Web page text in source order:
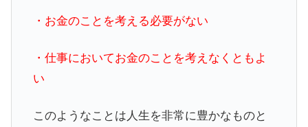
・お金のことを考える必要がない
・仕事においてお金のことを考えなくともよ
い
このようなことは人生を非常に豊かなものと